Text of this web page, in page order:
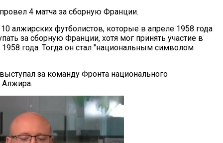
4 матча за сборную Франции.
алжирских футболистов, которые в апреле 1958 года
за сборную Франции, хотя мог принять участие в
года. Тогда он стал "национальным символом
за команду Фронта национального
Алжира.